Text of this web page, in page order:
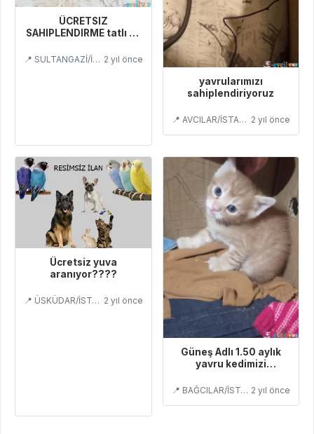
ÜCRETSIZ
SAHIPLENDIRME tatlı ve
📍 SULTANGAZİ/İSTANBUL 2 yıl önce
yavrularımızı
sahiplendiriyoruz
📍 AVCILAR/İSTANBUL 2 yıl önce
Ücretsiz yuva
aranıyor????
📍 ÜSKÜDAR/İSTANBUL 2 yıl önce
Güneş Adlı 1.50 aylık
yavru kedimizi
arıyoruz
📍 BAĞCILAR/İSTANBUL 2 yıl önce